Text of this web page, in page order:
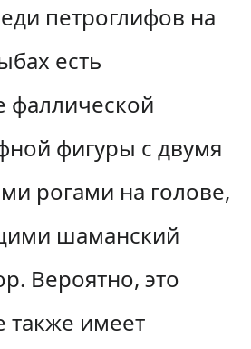
петроглифов на
есть
фаллической
фигуры с двумя
рогами на голове,
шаманский
Вероятно, это
также имеет